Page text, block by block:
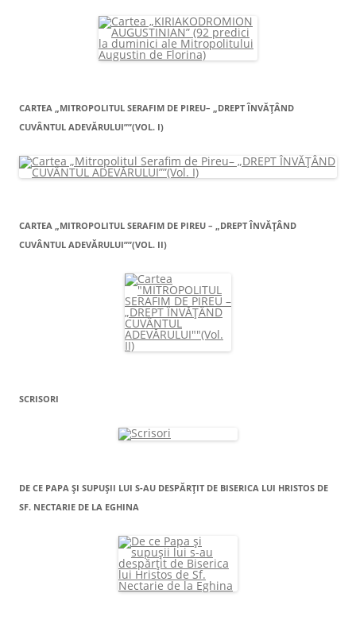
CARTEA „MITROPOLITUL SERAFIM DE PIREU– „DREPT ÎNVĂŢÂND
CUVÂNTUL ADEVĂRULUI””(VOL. I)
CARTEA „MITROPOLITUL SERAFIM DE PIREU – „DREPT ÎNVĂŢÂND
CUVÂNTUL ADEVĂRULUI””(VOL. II)
SCRISORI
DE CE PAPA ŞI SUPUŞII LUI S-AU DESPĂRŢIT DE BISERICA LUI HRISTOS DE
SF. NECTARIE DE LA EGHINA